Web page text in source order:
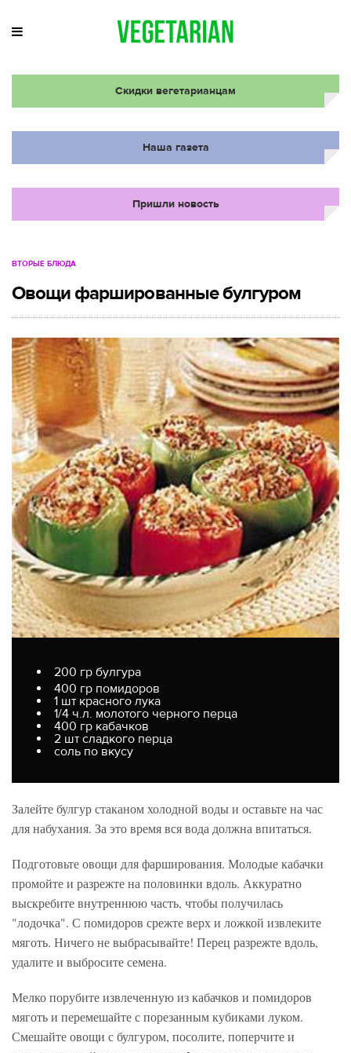
Скидки вегетарианцам
Наша газета
Пришли новость
ВТОРЫЕ БЛЮДА
Овощи фаршированные булгуром
200 гр булгура
400 гр помидоров
1 шт красного лука
1/4 ч.л. молотого черного перца
400 гр кабачков
2 шт сладкого перца
соль по вкусу
Залейте булгур стаканом холодной воды и оставьте на час
для набухания. За это время вся вода должна впитаться.
Подготовьте овощи для фарширования. Молодые кабачки
промойте и разрежте на половинки вдоль. Аккуратно
выскребите внутреннюю часть, чтобы получилась
"лодочка". С помидоров срежте верх и ложкой извлеките
мяготь. Ничего не выбрасывайте! Перец разрежте вдоль,
удалите и выбросите семена.
Мелко порубите извлеченную из кабачков и помидоров
мяготь и перемешайте с порезанным кубиками луком.
Смешайте овощи с булгуром, посолите, поперчите и